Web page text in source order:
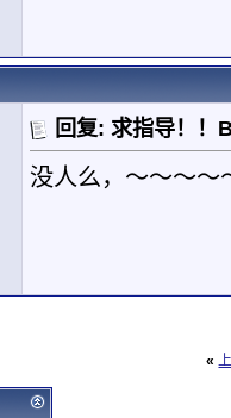
回复: 求指导！！
没人么，～～～～
«